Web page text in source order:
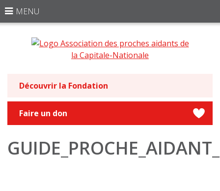
MENU
Découvrir la Fondation
Faire un don